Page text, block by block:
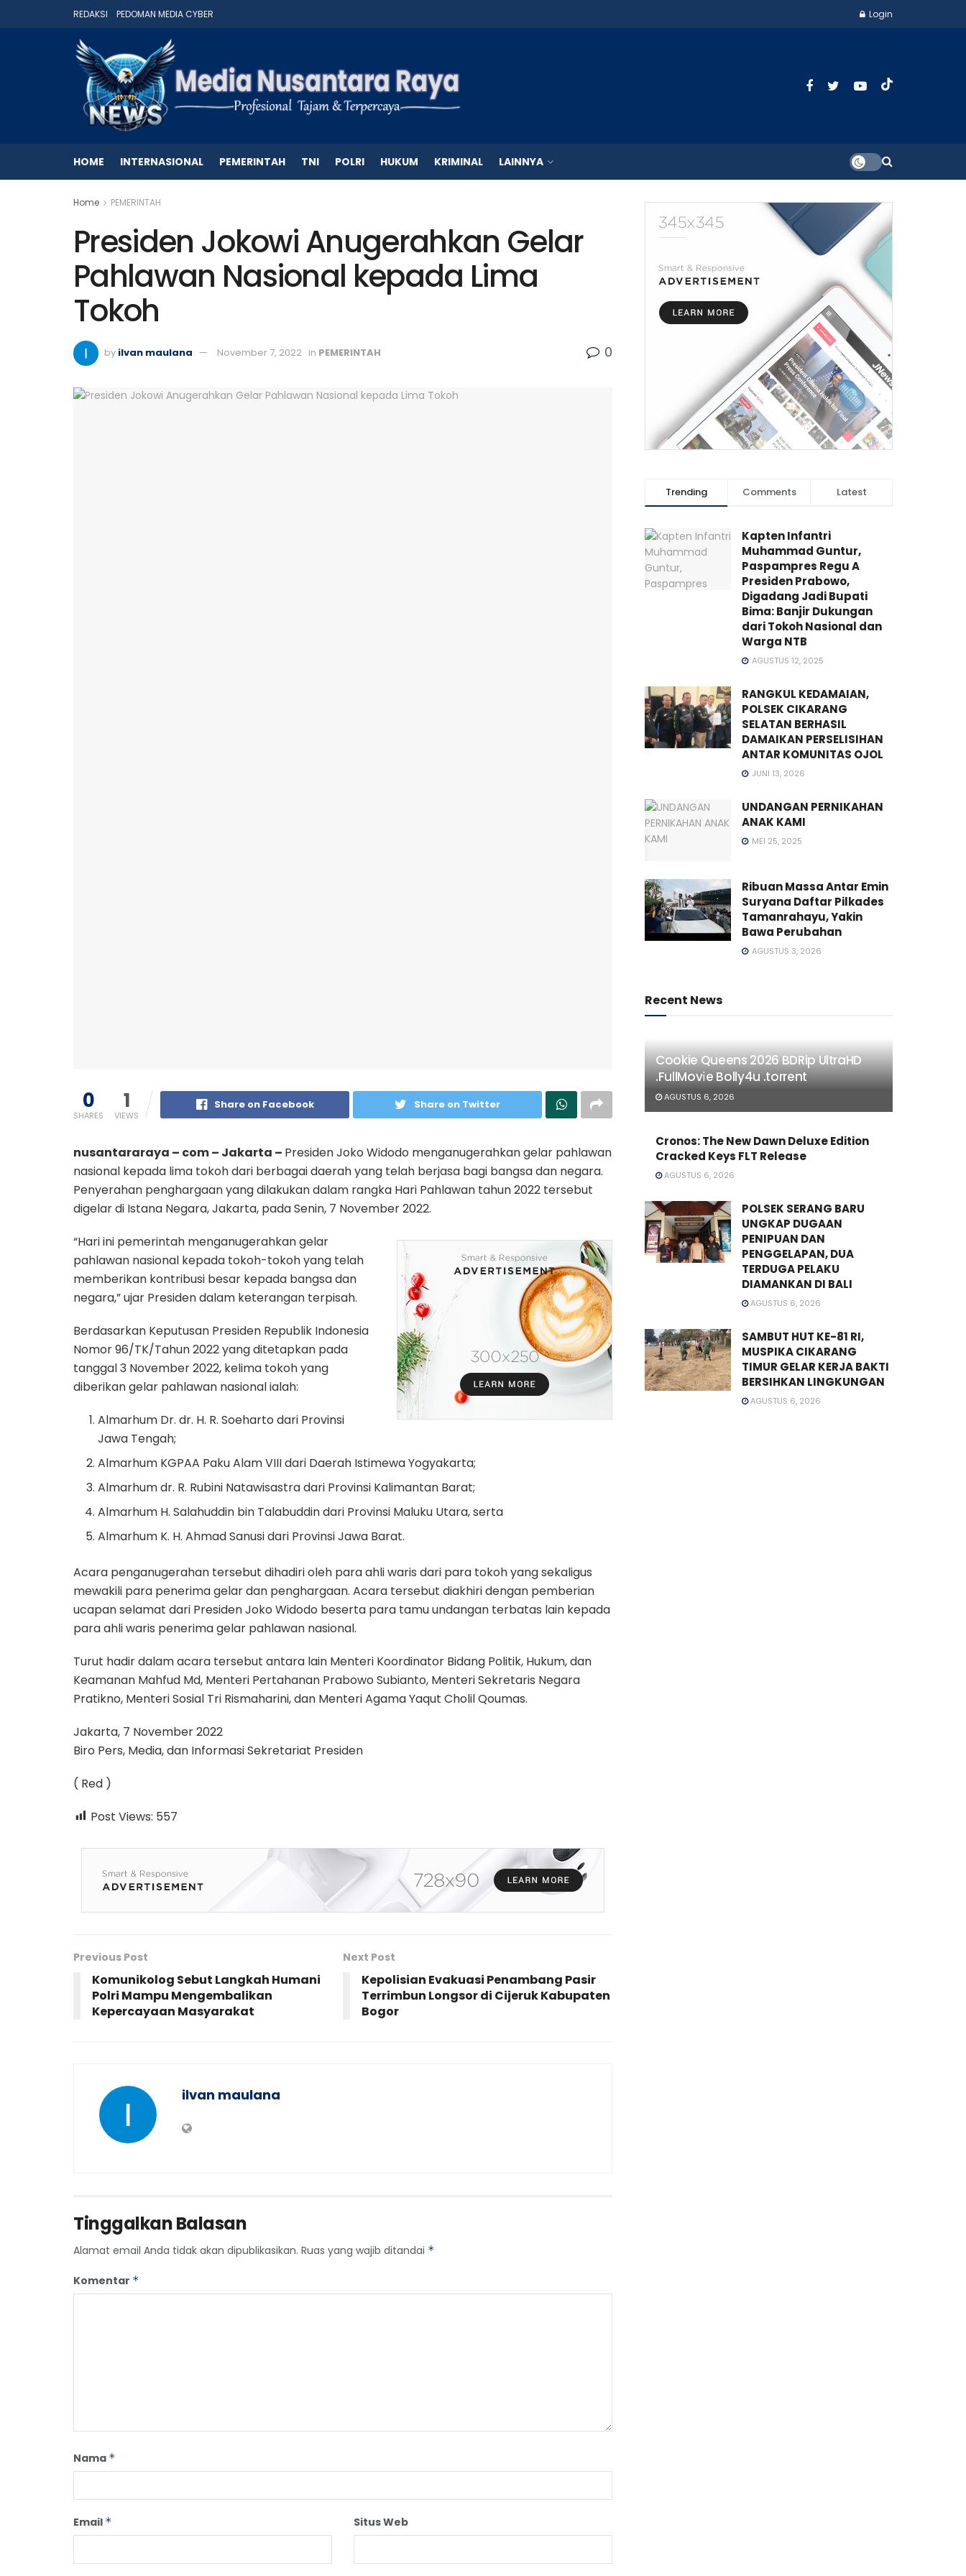
REDAKSI PEDOMAN MEDIA CYBER Login
HOME INTERNASIONAL PEMERINTAH TNI POLRI HUKUM KRIMINAL LAINNYA
Home PEMERINTAH
Presiden Jokowi Anugerahkan Gelar
Pahlawan Nasional kepada Lima
Tokoh
by ilvan maulana November 7, 2022 in PEMERINTAH 0
0
SHARES
1
VIEWS
Share on Facebook Share on Twitter
nusantararaya – com – Jakarta – Presiden Joko Widodo menganugerahkan gelar pahlawan
nasional kepada lima tokoh dari berbagai daerah yang telah berjasa bagi bangsa dan negara.
Penyerahan penghargaan yang dilakukan dalam rangka Hari Pahlawan tahun 2022 tersebut
digelar di Istana Negara, Jakarta, pada Senin, 7 November 2022.
“Hari ini pemerintah menganugerahkan gelar
pahlawan nasional kepada tokoh-tokoh yang telah
memberikan kontribusi besar kepada bangsa dan
negara,” ujar Presiden dalam keterangan terpisah.
Berdasarkan Keputusan Presiden Republik Indonesia
Nomor 96/TK/Tahun 2022 yang ditetapkan pada
tanggal 3 November 2022, kelima tokoh yang
diberikan gelar pahlawan nasional ialah:
Almarhum Dr. dr. H. R. Soeharto dari Provinsi
Jawa Tengah;
Almarhum KGPAA Paku Alam VIII dari Daerah Istimewa Yogyakarta;
Almarhum dr. R. Rubini Natawisastra dari Provinsi Kalimantan Barat;
Almarhum H. Salahuddin bin Talabuddin dari Provinsi Maluku Utara, serta
Almarhum K. H. Ahmad Sanusi dari Provinsi Jawa Barat.
Acara penganugerahan tersebut dihadiri oleh para ahli waris dari para tokoh yang sekaligus
mewakili para penerima gelar dan penghargaan. Acara tersebut diakhiri dengan pemberian
ucapan selamat dari Presiden Joko Widodo beserta para tamu undangan terbatas lain kepada
para ahli waris penerima gelar pahlawan nasional.
Turut hadir dalam acara tersebut antara lain Menteri Koordinator Bidang Politik, Hukum, dan
Keamanan Mahfud Md, Menteri Pertahanan Prabowo Subianto, Menteri Sekretaris Negara
Pratikno, Menteri Sosial Tri Rismaharini, dan Menteri Agama Yaqut Cholil Qoumas.
Jakarta, 7 November 2022
Biro Pers, Media, dan Informasi Sekretariat Presiden
( Red )
Post Views: 557
Previous Post
Komunikolog Sebut Langkah Humani
Polri Mampu Mengembalikan
Kepercayaan Masyarakat
Next Post
Kepolisian Evakuasi Penambang Pasir
Terrimbun Longsor di Cijeruk Kabupaten
Bogor
ilvan maulana
Tinggalkan Balasan
Alamat email Anda tidak akan dipublikasikan. Ruas yang wajib ditandai *
Komentar *
Nama *
Email * Situs Web
Trending Comments Latest
Kapten Infantri
Muhammad Guntur,
Paspampres Regu A
Presiden Prabowo,
Digadang Jadi Bupati
Bima: Banjir Dukungan
dari Tokoh Nasional dan
Warga NTB
AGUSTUS 12, 2025
RANGKUL KEDAMAIAN,
POLSEK CIKARANG
SELATAN BERHASIL
DAMAIKAN PERSELISIHAN
ANTAR KOMUNITAS OJOL
JUNI 13, 2026
UNDANGAN PERNIKAHAN
ANAK KAMI
MEI 25, 2025
Ribuan Massa Antar Emin
Suryana Daftar Pilkades
Tamanrahayu, Yakin
Bawa Perubahan
AGUSTUS 3, 2026
Recent News
Cookie Queens 2026 BDRip UltraHD
.FullMov𝗂e Bolly4u .torrent
AGUSTUS 6, 2026
Cronos: The New Dawn Deluxe Edition
Cracked Keys FLT Release
AGUSTUS 6, 2026
POLSEK SERANG BARU
UNGKAP DUGAAN
PENIPUAN DAN
PENGGELAPAN, DUA
TERDUGA PELAKU
DIAMANKAN DI BALI
AGUSTUS 6, 2026
SAMBUT HUT KE-81 RI,
MUSPIKA CIKARANG
TIMUR GELAR KERJA BAKTI
BERSIHKAN LINGKUNGAN
AGUSTUS 6, 2026